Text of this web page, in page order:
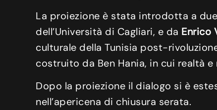
La proiezione è stata introdotta a
dell’Università di Cagliari, e da Enrico
culturale della Tunisia post-
costruito da Ben Hania, in cui realtà
Dopo la proiezione il dialogo si è
nell’apericena di chiusura serata.